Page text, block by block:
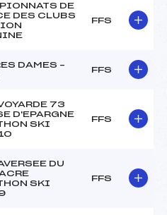
DE
DES CLUBS
FFS
DAMES –
FFS
73
D'EPARGNE
SKI
FFS
DU
SKI
FFS